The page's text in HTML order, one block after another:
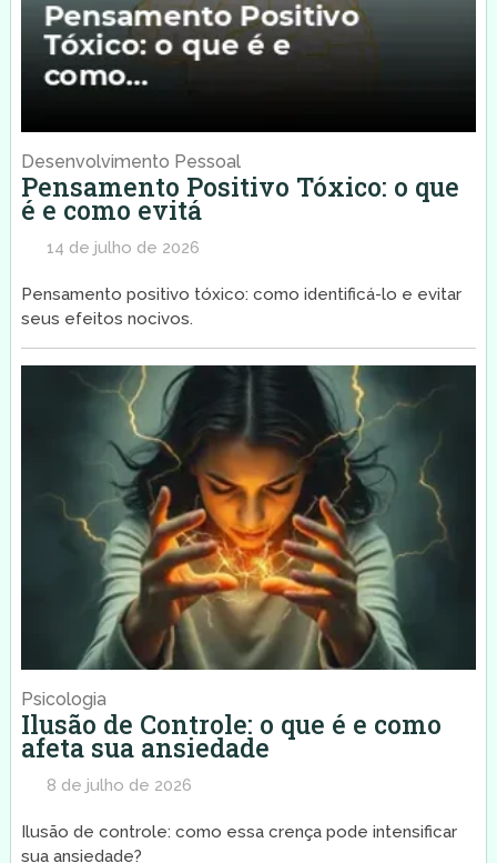
Desenvolvimento Pessoal
Pensamento Positivo Tóxico: o que
é e como evitá
14 de julho de 2026
Pensamento positivo tóxico: como identificá-lo e evitar
seus efeitos nocivos.
Psicologia
Ilusão de Controle: o que é e como
afeta sua ansiedade
8 de julho de 2026
Ilusão de controle: como essa crença pode intensificar
sua ansiedade?